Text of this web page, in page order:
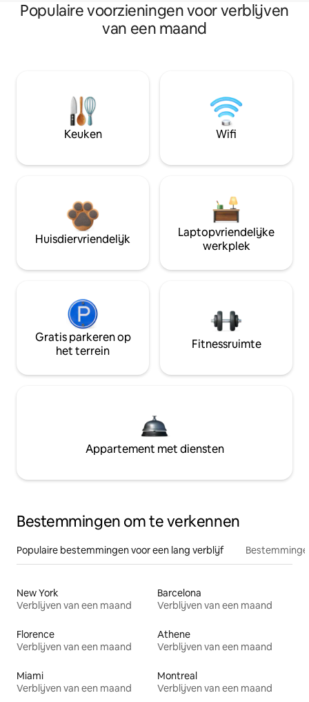
Populaire voorzieningen voor verblijven
van een maand
Keuken Wifi
Huisdiervriendelijk
Laptopvriendelijke
werkplek
Gratis parkeren op
het terrein
Fitnessruimte
Appartement met diensten
Bestemmingen om te verkennen
Populaire bestemmingen voor een lang verblijf
New York
Verblijven van een maand
Barcelona
Verblijven van een maand
Florence
Verblijven van een maand
Athene
Verblijven van een maand
Miami
Verblijven van een maand
Montreal
Verblijven van een maand